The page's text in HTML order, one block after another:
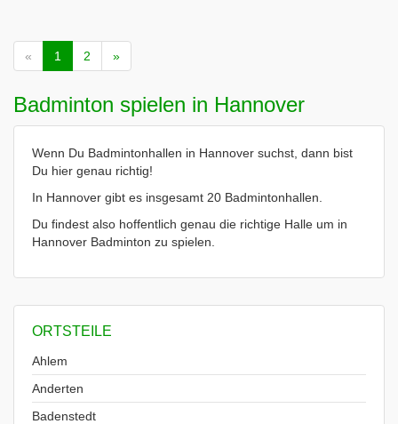
« 1 2 »
Badminton spielen in Hannover
Wenn Du Badmintonhallen in Hannover suchst, dann bist
Du hier genau richtig!
In Hannover gibt es insgesamt 20 Badmintonhallen.
Du findest also hoffentlich genau die richtige Halle um in
Hannover Badminton zu spielen.
ORTSTEILE
Ahlem
Anderten
Badenstedt